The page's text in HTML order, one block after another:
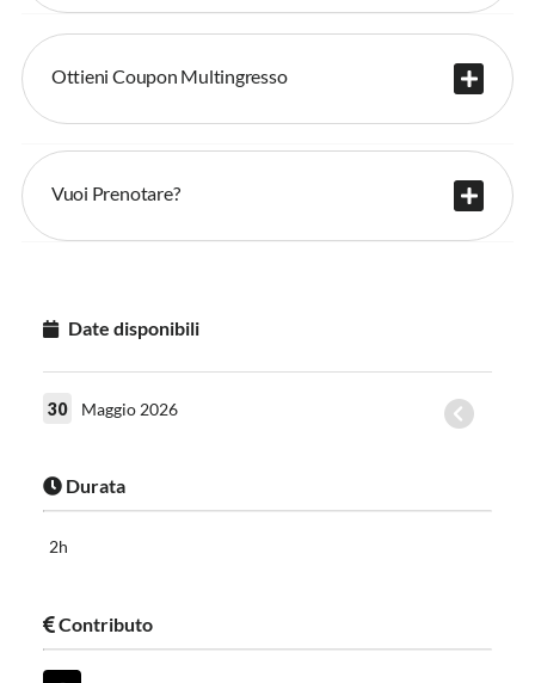
Ottieni Coupon Multingresso
Vuoi Prenotare?
Date disponibili
30 Maggio 2026
Durata
2h
Contributo